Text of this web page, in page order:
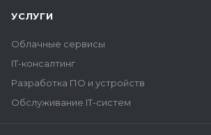
УСЛУГИ
Облачные сервисы
IT-консалтинг
Разработка ПО и устройств
Обслуживание IT-систем